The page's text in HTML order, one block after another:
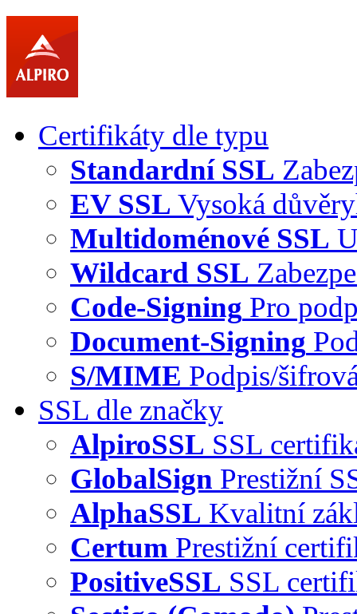
Certifikáty dle typu
Standardní SSL
EV SSL Vysoká
Multidoménové SSL
Wildcard SSL
Code-Signing Pro
Document-Signing
S/MIME Podpis/
SSL dle značky
AlpiroSSL SSL
GlobalSign Prestižní
AlphaSSL Kvalitní
Certum Prestižní
PositiveSSL SSL